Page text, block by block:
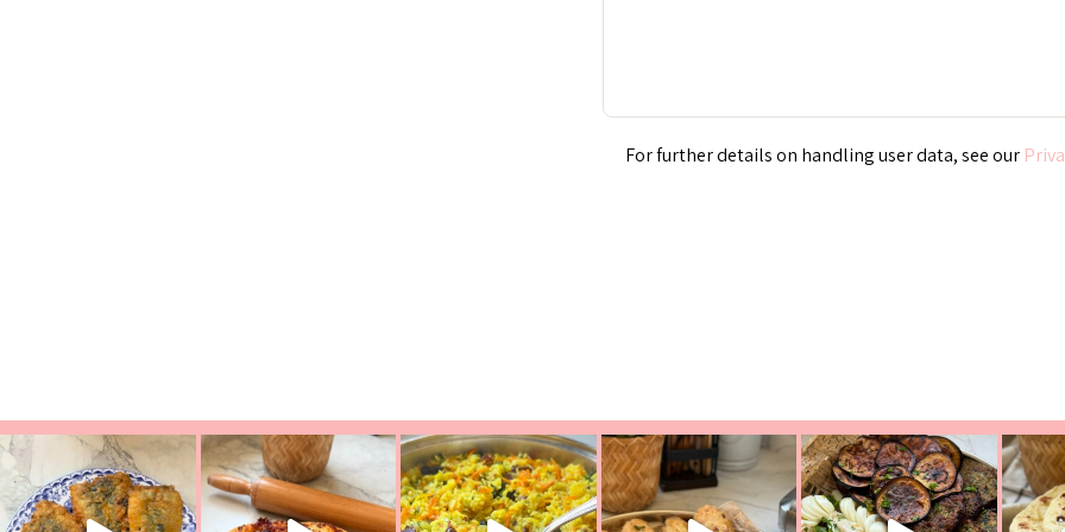
בפ
הימים, חשבתי מה לחדש לכם ונראה
אורז יצירתי לתשעת הימים ולכבוד שבת קודשלמתכון
פיצה של תשעת הימים ולמה היא נקראת ככה? ההסבר בסרטומז׳ווז׳ין או בתרגום לעברית, מחותניםמתכון ראש